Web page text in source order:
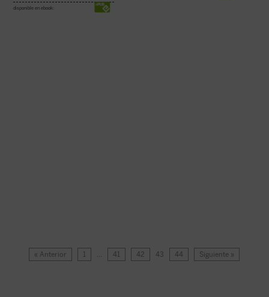
disponible en ebook:
« Anterior 1 … 41 42 43 44 Siguiente »